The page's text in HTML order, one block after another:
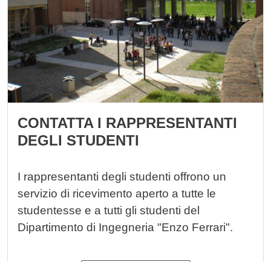
CONTATTA I RAPPRESENTANTI
DEGLI STUDENTI
I rappresentanti degli studenti offrono un
servizio di ricevimento aperto a tutte le
studentesse e a tutti gli studenti del
Dipartimento di Ingegneria "Enzo Ferrari".